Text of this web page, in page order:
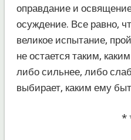
оправдание и
осуждение. Все равно,
великое испытание,
не остается таким,
либо сильнее, либо
выбирает, каким ему
*